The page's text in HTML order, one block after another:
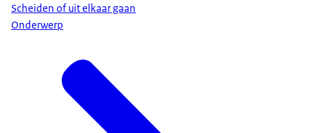
Scheiden of uit elkaar gaan
Onderwerp